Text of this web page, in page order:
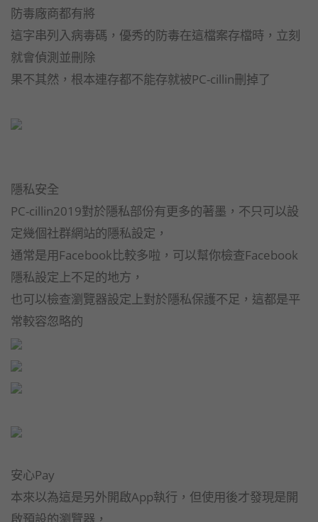
防毒廠商都有將
這字串列入病毒碼，優秀的防毒在這檔案存檔時，立刻
就會偵測並刪除
果不其然，根本連存都不能存就被PC-cillin刪掉了
隱私安全
PC-cillin2019對於隱私部份有更多的著墨，不只可以設
定幾個社群網站的隱私設定，
通常是用Facebook比較多啦，可以幫你檢查Facebook
隱私設定上不足的地方，
也可以檢查瀏覽器設定上對於隱私保護不足，這都是平
常較容忽略的
安心Pay
本來以為這是另外開啟App執行，但使用後才發現是開
啟預設的瀏覽器，